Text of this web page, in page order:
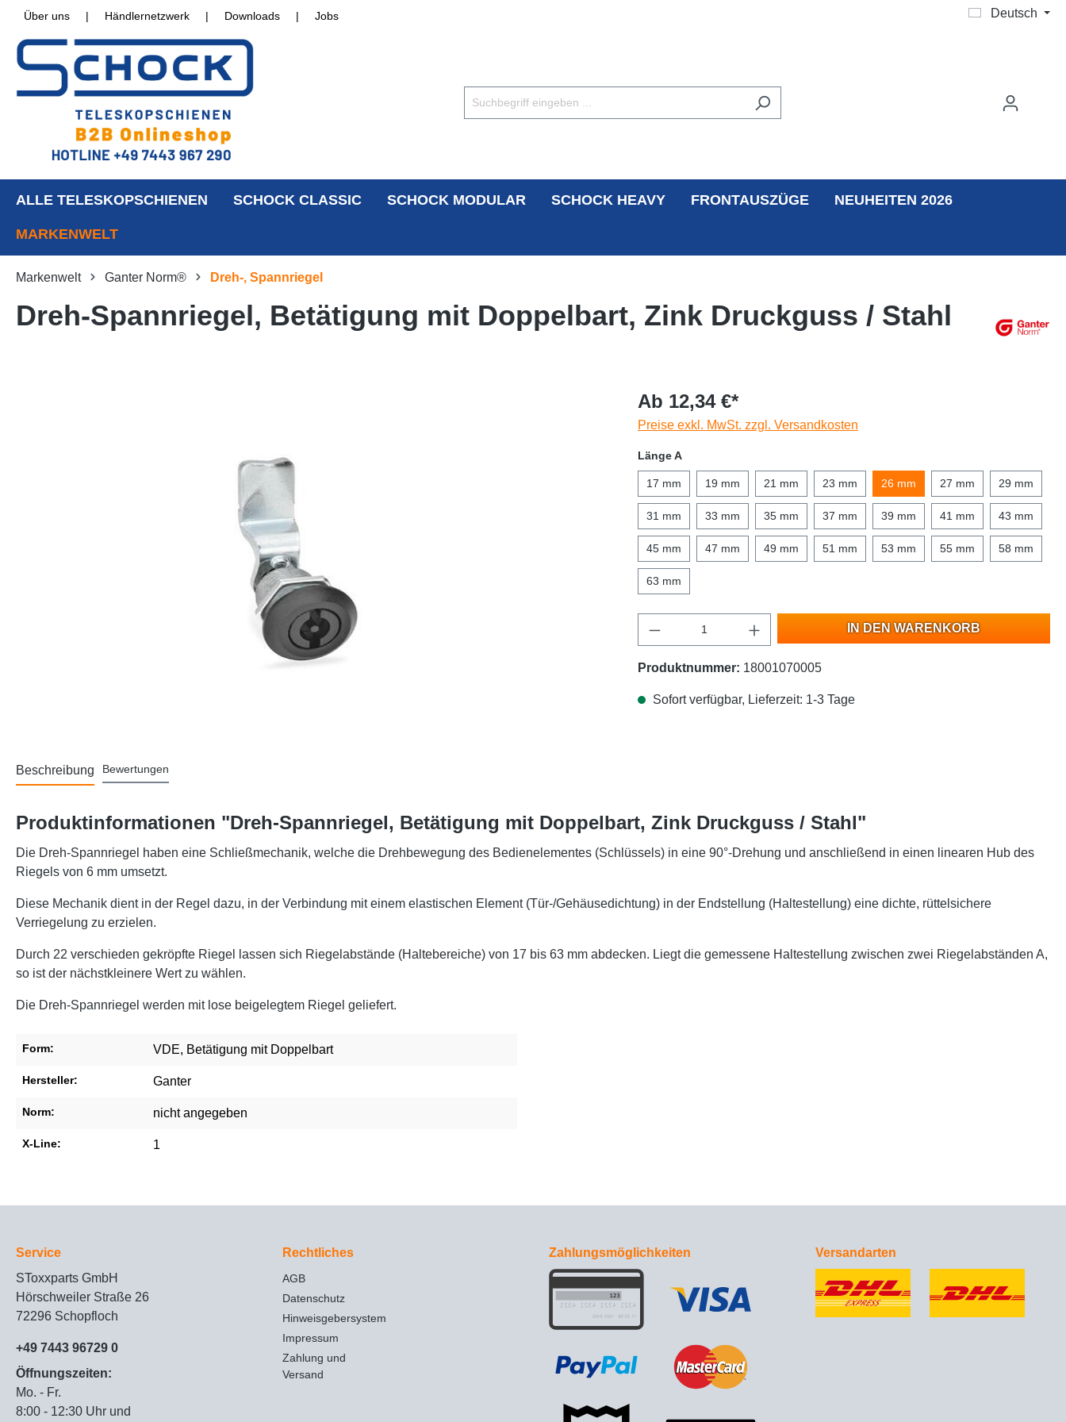
Über uns | Händlernetzwerk | Downloads | Jobs Deutsch
ALLE TELESKOPSCHIENEN SCHOCK CLASSIC SCHOCK MODULAR SCHOCK HEAVY FRONTAUSZÜGE NEUHEITEN 2026
MARKENWELT
Markenwelt Ganter Norm® Dreh-, Spannriegel
Dreh-Spannriegel, Betätigung mit Doppelbart, Zink Druckguss / Stahl
Ab 12,34 €*
Preise exkl. MwSt. zzgl. Versandkosten
Länge A
17 mm 19 mm 21 mm 23 mm 26 mm 27 mm 29 mm
31 mm 33 mm 35 mm 37 mm 39 mm 41 mm 43 mm
45 mm 47 mm 49 mm 51 mm 53 mm 55 mm 58 mm
63 mm
IN DEN WARENKORB
Produktnummer: 18001070005
Sofort verfügbar, Lieferzeit: 1-3 Tage
Beschreibung Bewertungen
Produktinformationen "Dreh-Spannriegel, Betätigung mit Doppelbart, Zink Druckguss / Stahl"
Die Dreh-Spannriegel haben eine Schließmechanik, welche die Drehbewegung des Bedienelementes (Schlüssels) in eine 90°-Drehung und anschließend in einen linearen Hub des
Riegels von 6 mm umsetzt.
Diese Mechanik dient in der Regel dazu, in der Verbindung mit einem elastischen Element (Tür-/Gehäusedichtung) in der Endstellung (Haltestellung) eine dichte, rüttelsichere
Verriegelung zu erzielen.
Durch 22 verschieden gekröpfte Riegel lassen sich Riegelabstände (Haltebereiche) von 17 bis 63 mm abdecken. Liegt die gemessene Haltestellung zwischen zwei Riegelabständen A,
so ist der nächstkleinere Wert zu wählen.
Die Dreh-Spannriegel werden mit lose beigelegtem Riegel geliefert.
Form: VDE, Betätigung mit Doppelbart
Hersteller: Ganter
Norm: nicht angegeben
X-Line: 1
Service
SToxxparts GmbH
Hörschweiler Straße 26
72296 Schopfloch
+49 7443 96729 0
Öffnungszeiten:
Mo. - Fr.
8:00 - 12:30 Uhr und
Rechtliches
AGB
Datenschutz
Hinweisgebersystem
Impressum
Zahlung und
Versand
Zahlungsmöglichkeiten Versandarten